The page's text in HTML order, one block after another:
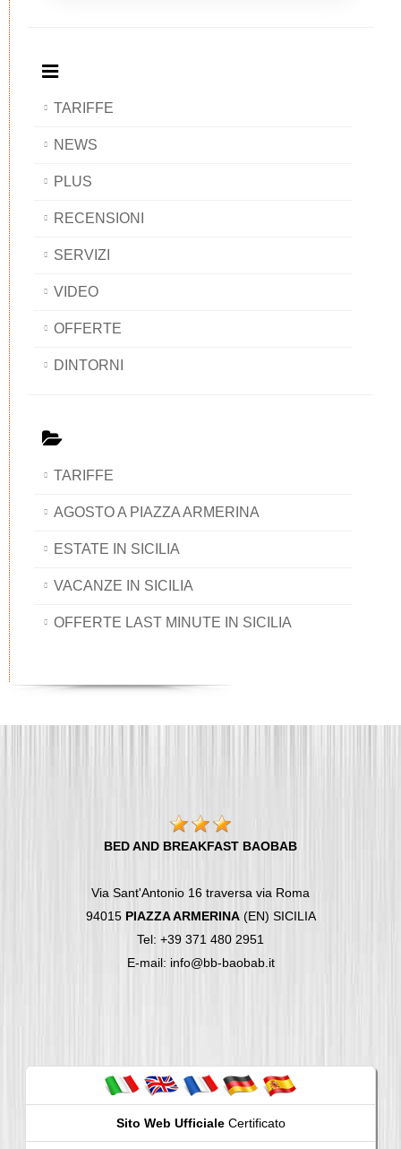
TARIFFE
NEWS
PLUS
RECENSIONI
SERVIZI
VIDEO
OFFERTE
DINTORNI
TARIFFE
AGOSTO A PIAZZA ARMERINA
ESTATE IN SICILIA
VACANZE IN SICILIA
OFFERTE LAST MINUTE IN SICILIA
BED AND BREAKFAST BAOBAB
Via Sant'Antonio 16 traversa via Roma
94015 PIAZZA ARMERINA(EN) SICILIA
Tel: +39 371 480 2951
E-mail: info@bb-baobab.it
Sito Web UfficialeCertificato